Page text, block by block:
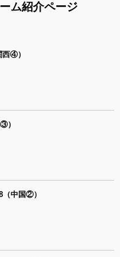
ム紹介ページ
西④）
）
（中国②）